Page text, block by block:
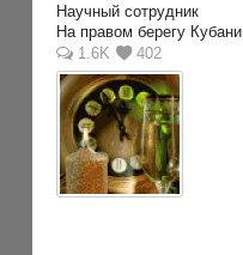
Научный сотрудник
На правом берегу Кубани
1.6K
402